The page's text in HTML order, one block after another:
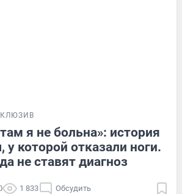
я не больна»: история
которой отказали ноги.
не ставят диагноз
1 833 Обсудить